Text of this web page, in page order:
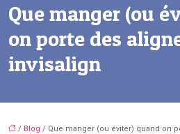
Que manger (ou
on porte des
invisalign
/ Blog / Que manger (ou éviter) quand on